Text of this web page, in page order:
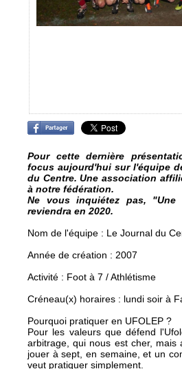
Pour cette dernière
focus aujourd'hui sur l'équipe
du Centre. Une association
à notre fédération.
Ne vous inquiétez pas, "Une
reviendra en 2020.
Nom de l'équipe : Le Journal du
Année de création : 2007
Activité : Foot à 7 / Athlétisme
Créneau(x) horaires : lundi soir à
Pourquoi pratiquer en UFOLEP ?
Pour les valeurs que défend
arbitrage, qui nous est cher, mais
jouer à sept, en semaine, et un
veut pratiquer simplement.